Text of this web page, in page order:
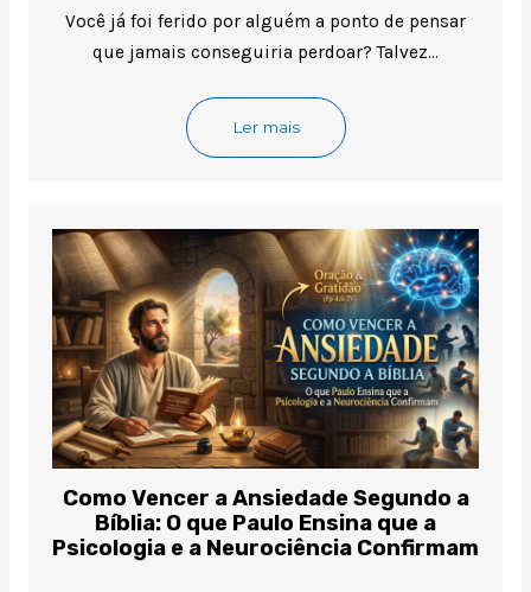
Você já foi ferido por alguém a ponto de pensar
que jamais conseguiria perdoar? Talvez…
Ler mais
Como Vencer a Ansiedade Segundo a
Bíblia: O que Paulo Ensina que a
Psicologia e a Neurociência Confirmam